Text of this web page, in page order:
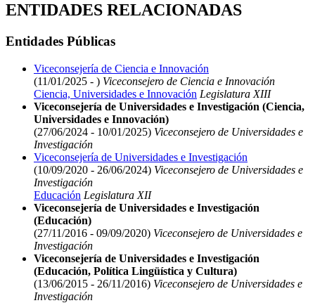
ENTIDADES RELACIONADAS
Entidades Públicas
Viceconsejería de Ciencia e Innovación
(11/01/2025 - ) Viceconsejero de Ciencia e Innovación
Ciencia, Universidades e Innovación Legislatura XIII
Viceconsejería de Universidades e Investigación (Ciencia,
Universidades e Innovación)
(27/06/2024 - 10/01/2025) Viceconsejero de Universidades e
Investigación
Viceconsejería de Universidades e Investigación
(10/09/2020 - 26/06/2024) Viceconsejero de Universidades e
Investigación
Educación Legislatura XII
Viceconsejería de Universidades e Investigación
(Educación)
(27/11/2016 - 09/09/2020) Viceconsejero de Universidades e
Investigación
Viceconsejería de Universidades e Investigación
(Educación, Política Lingüística y Cultura)
(13/06/2015 - 26/11/2016) Viceconsejero de Universidades e
Investigación